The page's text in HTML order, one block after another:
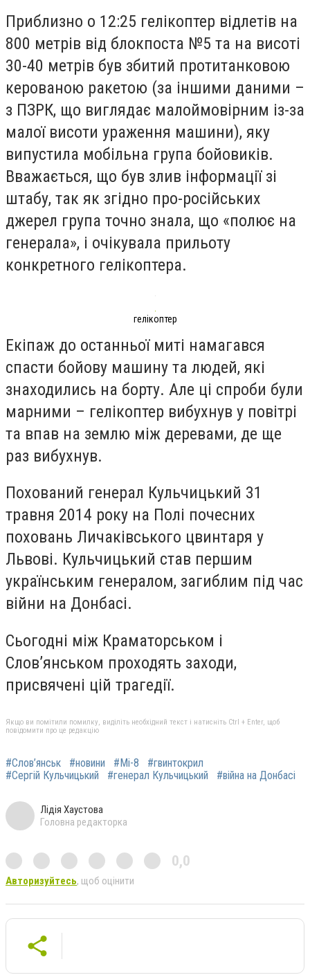
Приблизно о 12:25 гелікоптер відлетів на
800 метрів від блокпоста №5 та на висоті
30-40 метрів був збитий протитанковою
керованою ракетою (за іншими даними –
з ПЗРК, що виглядає малоймовірним із-за
малої висоти ураження машини), яку
випустила мобільна група бойовиків.
Вважається, що був злив інформації зі
штабу, так як згідно про-російських
джерел група точно знала, що «полює на
генерала», і очікувала прильоту
конкретного гелікоптера.
гелікоптер
Екіпаж до останньої миті намагався
спасти бойову машину та людей, які
знаходились на борту. Але ці спроби були
марними – гелікоптер вибухнув у повітрі
та впав на землю між деревами, де ще
раз вибухнув.
Похований генерал Кульчицький 31
травня 2014 року на Полі почесних
поховань Личаківського цвинтаря у
Львові. Кульчицький став першим
українським генералом, загиблим під час
війни на Донбасі.
Сьогодні між Краматорськом і
Слов’янськом проходять заходи,
присвячені цій трагедії.
Якщо ви помітили помилку, виділіть необхідний текст і натисніть Ctrl + Enter, щоб
повідомити про це редакцію
#Слов’янськ #новини #Мі-8
#гвинтокрил
#Сергій Кульчицький
#генерал Кульчицький #війна на Донбасі
Лідія Хаустова
Головна редакторка
0,0
Авторизуйтесь, щоб оцінити